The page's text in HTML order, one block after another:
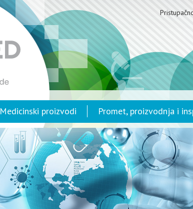
Medicinski proizvodi Promet, proizvodnja i